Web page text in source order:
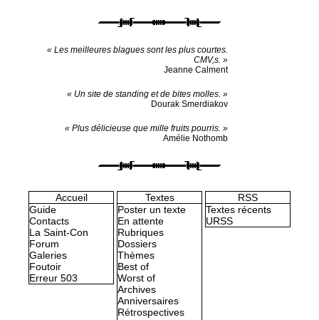
« Les meilleures blagues sont les plus courtes.
CMV,s. »
Jeanne Calment
« Un site de standing et de bites molles. »
Dourak Smerdiakov
« Plus délicieuse que mille fruits pourris. »
Amélie Nothomb
Accueil
Guide
Contacts
La Saint-Con
Forum
Galeries
Foutoir
Erreur 503
Textes
Poster un texte
En attente
Rubriques
Dossiers
Thèmes
Best of
Worst of
Archives
Anniversaires
Rétrospectives
RSS
Textes récents
URSS